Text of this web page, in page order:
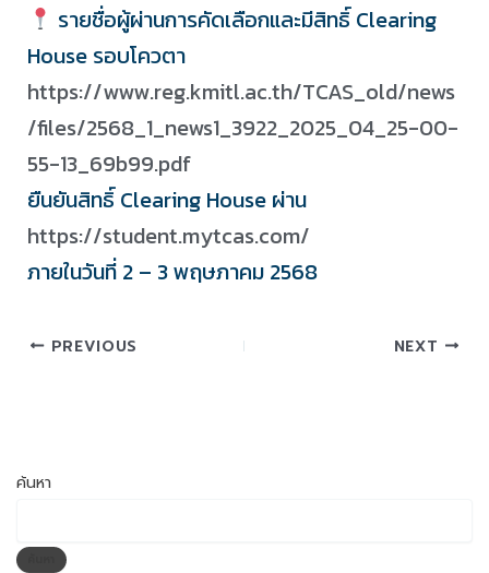
รายชื่อผู้ผ่านการคัดเลือกและมีสิทธิ์ Clearing
House รอบโควตา
https://www.reg.kmitl.ac.th/TCAS_old/news
/files/2568_1_news1_3922_2025_04_25-00-
55-13_69b99.pdf
ยืนยันสิทธิ์ Clearing House ผ่าน
https://student.mytcas.com/
ภายในวันที่ 2 – 3 พฤษภาคม 2568
PREVIOUS NEXT
ค้นหา